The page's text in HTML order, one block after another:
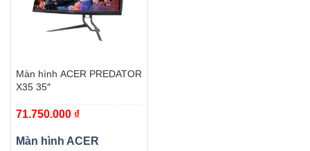
Màn hình ACER PREDATOR
X35 35″
71.750.000 ₫
Màn hình ACER